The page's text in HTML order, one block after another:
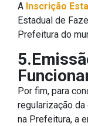
A Inscrição
Estadual de
Prefeitura do
Por fim, para
regularização
na Prefeitura, a